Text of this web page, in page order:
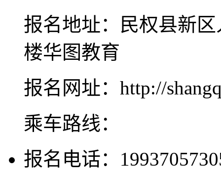
报名地址：民权县新
楼华图教育
报名网址：http://
乘车路线：
报名电话：